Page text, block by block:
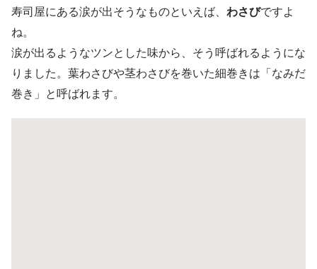
寿司屋にある涙が出そうなものといえば、 わさびですよ
ね。
涙が出るようなツンとした味から、そう呼ばれるようにな
りました。葉わさびや茎わさびを巻いた細巻きは「なみだ
巻き」と呼ばれます。